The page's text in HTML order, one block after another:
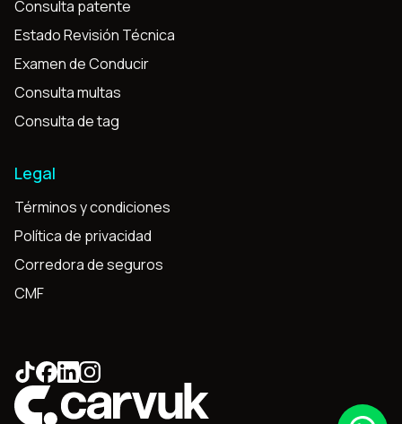
Consulta patente
Estado Revisión Técnica
Examen de Conducir
Consulta multas
Consulta de tag
Legal
Términos y condiciones
Política de privacidad
Corredora de seguros
CMF